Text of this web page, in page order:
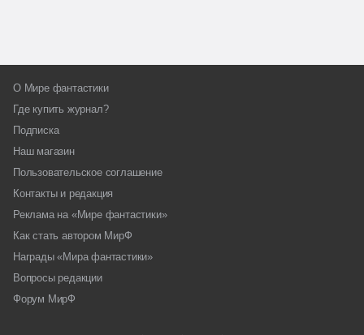
О Мире фантастики
Где купить журнал?
Подписка
Наш магазин
Пользовательское соглашение
Контакты и редакция
Реклама на «Мире фантастики»
Как стать автором МирФ
Награды «Мира фантастики»
Вопросы редакции
Форум МирФ